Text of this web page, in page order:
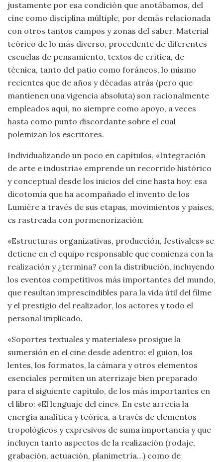
justamente por esa condición que anotábamos, del
cine como disciplina múltiple, por demás relacionada
con otros tantos campos y zonas del saber. Material
teórico de lo más diverso, procedente de diferentes
escuelas de pensamiento, textos de crítica, de
técnica, tanto del patio como foráneos, lo mismo
recientes que de años y décadas atrás (pero que
mantienen una vigencia absoluta) son racionalmente
empleados aquí, no siempre como apoyo, a veces
hasta como punto discordante sobre el cual
polemizan los escritores.
Individualizando un poco en capítulos, «Integración
de arte e industria» emprende un recorrido histórico
y conceptual desde los inicios del cine hasta hoy: esa
dicotomía que ha acompañado el invento de los
Lumière a través de sus etapas, movimientos y países,
es rastreada con pormenorización.
«Estructuras organizativas, producción, festivales» se
detiene en el equipo responsable que comienza con la
realización y ¿termina? con la distribución, incluyendo
los eventos competitivos más importantes del mundo,
que resultan imprescindibles para la vida útil del filme
y el prestigio del realizador, los actores y todo el
personal implicado.
«Soportes textuales y materiales» prosigue la
sumersión en el cine desde adentro: el guion, los
lentes, los formatos, la cámara y otros elementos
esenciales permiten un aterrizaje bien preparado
para el siguiente capítulo, de los más importantes en
el libro: «El lenguaje del cine». En este arrecia la
energía analítica y teórica, a través de elementos
tropológicos y expresivos de suma importancia y que
incluyen tanto aspectos de la realización (rodaje,
grabación, actuación, planimetría…) como de